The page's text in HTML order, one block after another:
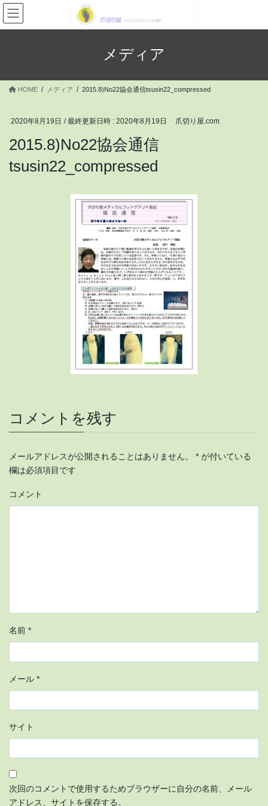
コ
ン
テ
ス
ナ
ビ
ゲ
ン
メディア
HOME メディア 2015.8)No22協会通信tsusin22_compressed
2020年8月19日 / 最終更新日時 : 2020年8月19日 爪切り屋.com
2015.8)No22協会通信
tsusin22_compressed
コメントを残す
メールアドレスが公開されることはありません。 * が付いている
欄は必須項目です
コメント
名前 *
メール *
サイト
次回のコメントで使用するためブラウザーに自分の名前、メール
アドレス、サイトを保存する。